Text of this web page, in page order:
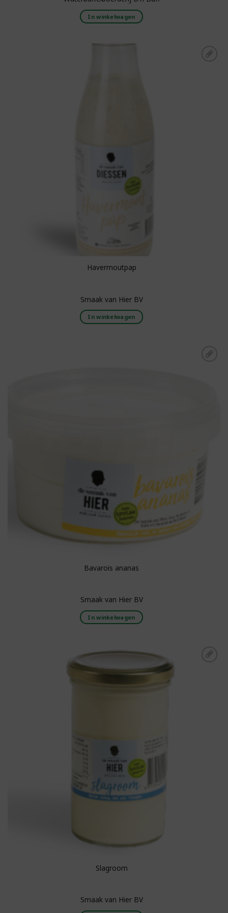
In winkelwagen
Havermoutpap
Smaak van Hier BV
In winkelwagen
Bavarois ananas
Smaak van Hier BV
In winkelwagen
Toevoegen aan
boodschappenlijst
Slagroom
Smaak van Hier BV